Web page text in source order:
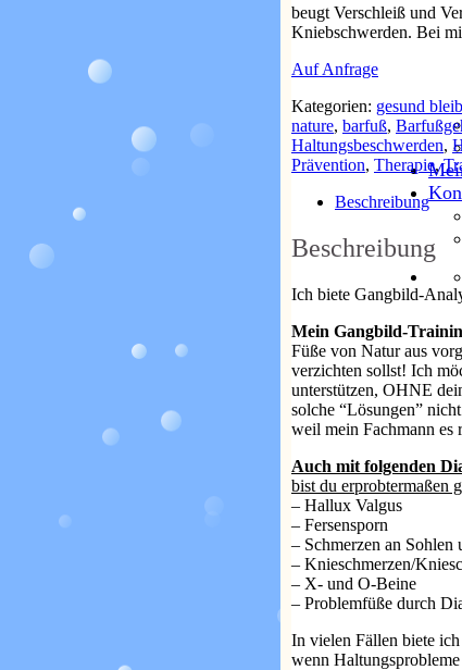
beugt Verschleiß und
Kniebschwerden. Bei
Auf Anfrage
Kategorien: gesund
nature, barfuß,
Haltungsbeschwerden,
Prävention, Therapie,
Beschreibung
Beschreibung
Ich biete Gangbild-
Mein Gangbild-
Füße von Natur aus
verzichten sollst! Ich
unterstützen, OHNE
solche “Lösungen”
weil mein Fachmann es
Auch mit folgenden
bist du erprobtermaßen
– Hallux Valgus
– Fersensporn
– Schmerzen an Sohlen
– Knieschmerzen/
– X- und O-Beine
– Problemfüße durch
In vielen Fällen biete
wenn